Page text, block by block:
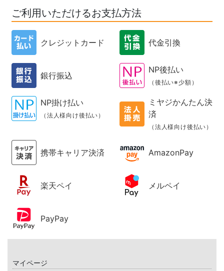
ご利用いただけるお支払方法
クレジットカード 代金引換
銀行振込
NP後払い
（後払い※少額）
NP掛け払い
（法人様向け後払い）
ミヤジかんたん決
済
（法人様向け後払い）
携帯キャリア決済 AmazonPay
楽天ペイ メルペイ
PayPay
マイページ